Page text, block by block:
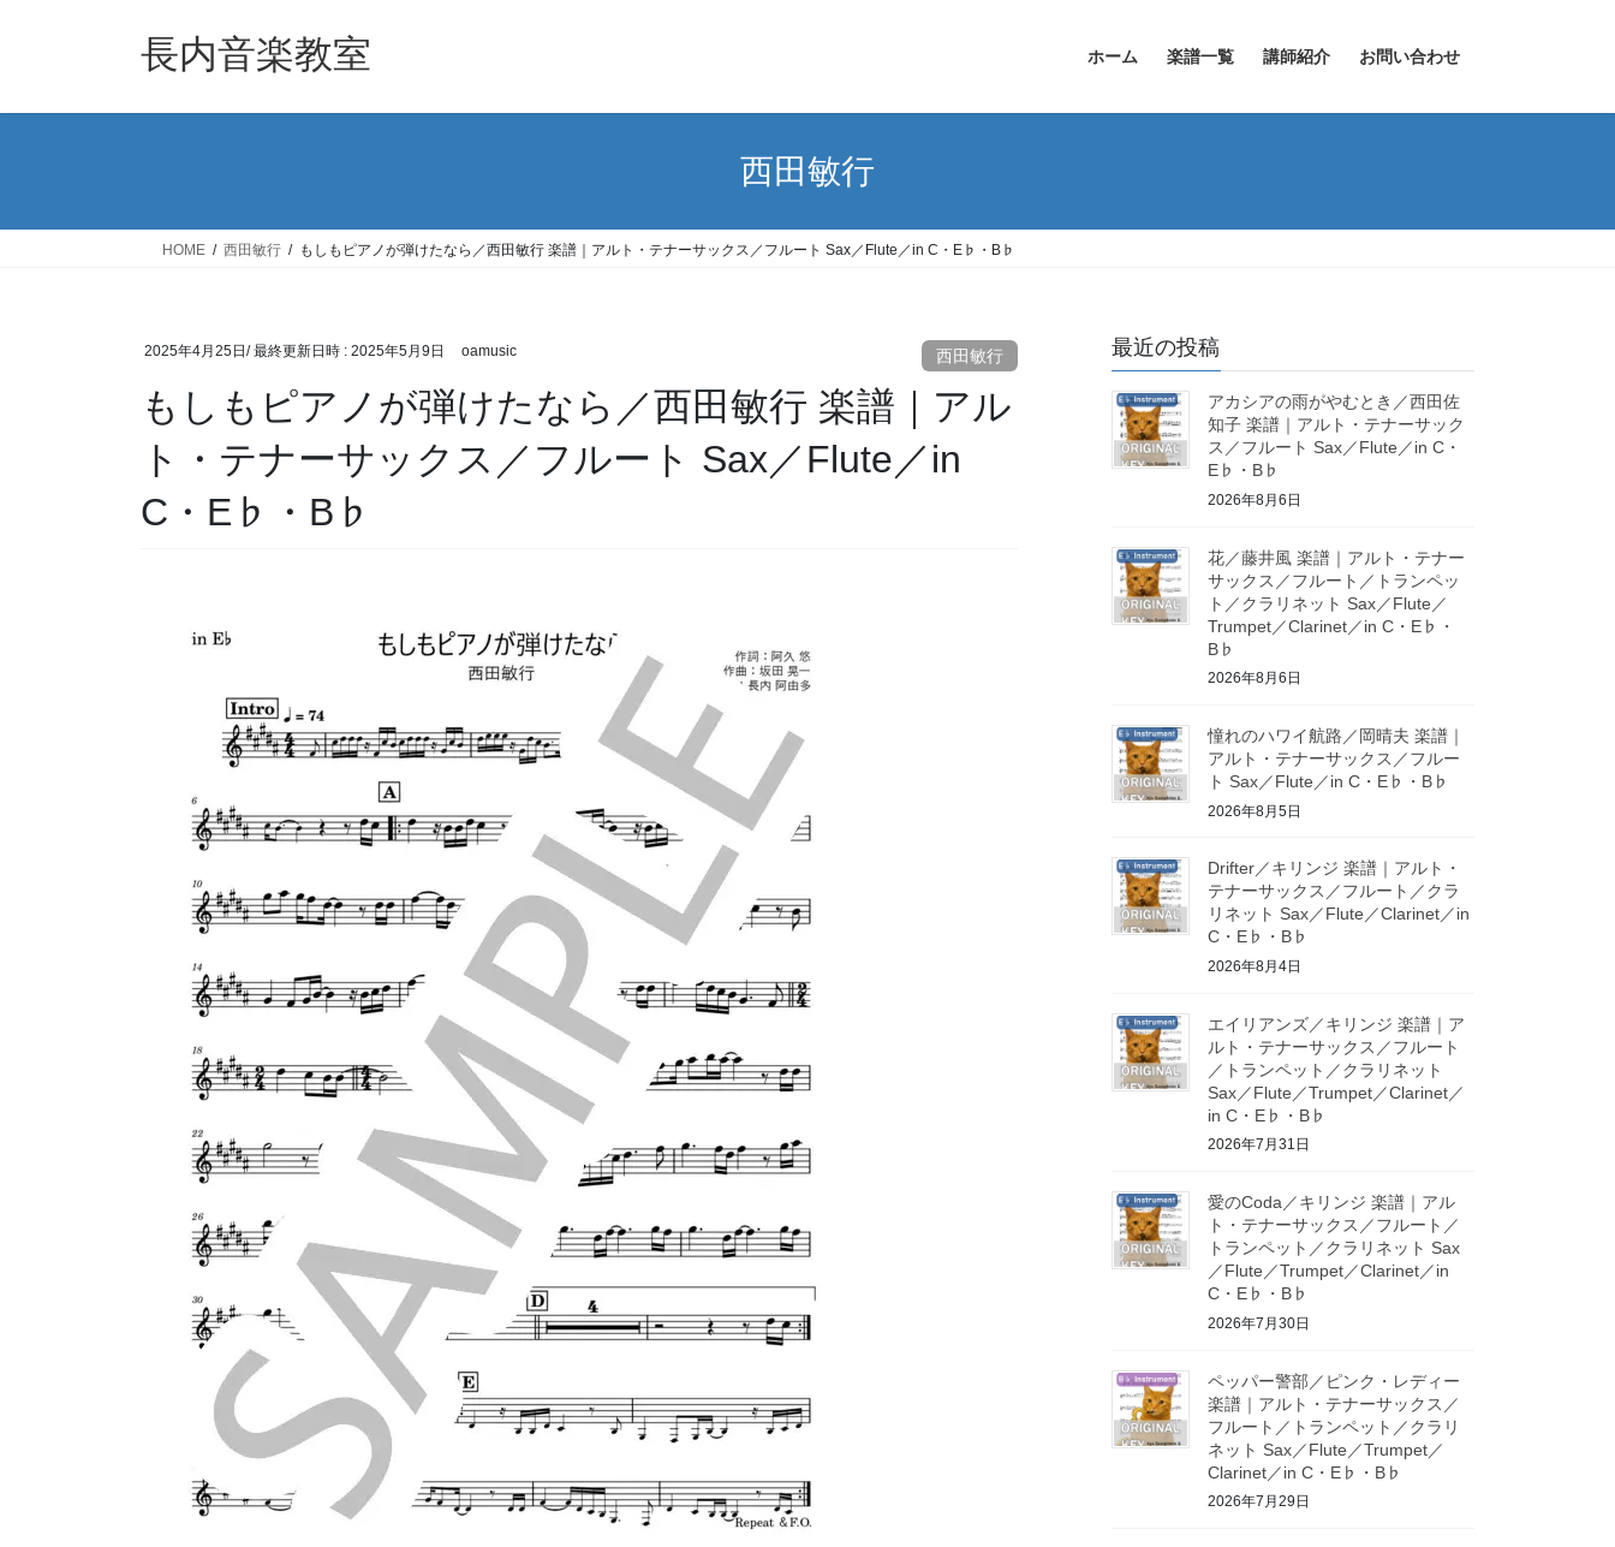
長内音楽教室 ホーム 楽譜一覧 講師紹介 お問い合わせ
西田敏行
HOME 西田敏行 もしもピアノが弾けたなら／西田敏行 楽譜｜アルト・テナーサックス／フルート Sax／Flute／in C・E♭・B♭
2025年4月25日 / 最終更新日時 : 2025年5月9日 oamusic 西田敏行
もしもピアノが弾けたなら／西田敏行 楽譜｜アル
ト・テナーサックス／フルート Sax／Flute／in
C・E♭・B♭
最近の投稿
アカシアの雨がやむとき／西田佐
知子 楽譜｜アルト・テナーサック
ス／フルート Sax／Flute／in C・
E♭・B♭
2026年8月6日
花／藤井風 楽譜｜アルト・テナー
サックス／フルート／トランペッ
ト／クラリネット Sax／Flute／
Trumpet／Clarinet／in C・E♭・
B♭
2026年8月6日
憧れのハワイ航路／岡晴夫 楽譜｜
アルト・テナーサックス／フルー
ト Sax／Flute／in C・E♭・B♭
2026年8月5日
Drifter／キリンジ 楽譜｜アルト・
テナーサックス／フルート／クラ
リネット Sax／Flute／Clarinet／in
C・E♭・B♭
2026年8月4日
エイリアンズ／キリンジ 楽譜｜ア
ルト・テナーサックス／フルート
／トランペット／クラリネット
Sax／Flute／Trumpet／Clarinet／
in C・E♭・B♭
2026年7月31日
愛のCoda／キリンジ 楽譜｜アル
ト・テナーサックス／フルート／
トランペット／クラリネット Sax
／Flute／Trumpet／Clarinet／in
C・E♭・B♭
2026年7月30日
ペッパー警部／ピンク・レディー
楽譜｜アルト・テナーサックス／
フルート／トランペット／クラリ
ネット Sax／Flute／Trumpet／
Clarinet／in C・E♭・B♭
2026年7月29日